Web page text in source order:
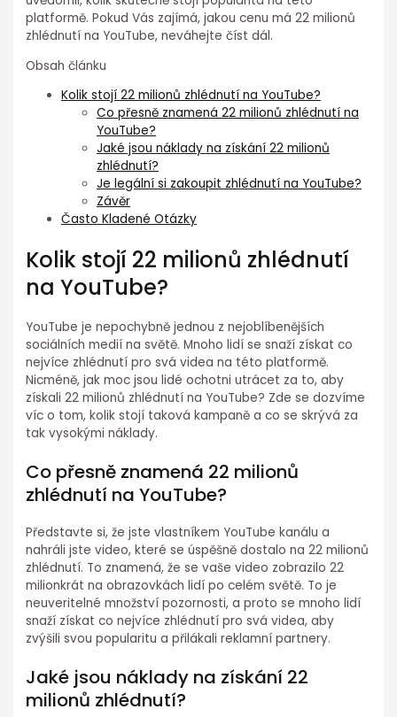
platformě. Pokud Vás zajímá, jakou cenu má 22 milionů
zhlédnutí na YouTube, neváhejte číst dál.
Obsah článku
Kolik stojí 22 milionů zhlédnutí na YouTube?
Co přesně znamená 22 milionů zhlédnutí na
YouTube?
Jaké jsou náklady na získání 22 milionů
zhlédnutí?
Je legální si zakoupit zhlédnutí na YouTube?
Závěr
Často Kladené Otázky
Kolik stojí 22 milionů zhlédnutí
na YouTube?
YouTube je nepochybně jednou z nejoblíbenějších
sociálních medií na světě. Mnoho lidí se snaží získat co
nejvíce zhlédnutí pro svá videa na této platformě.
Nicméně, jak moc jsou lidé ochotni utrácet za to, aby
získali 22 milionů zhlédnutí na YouTube? Zde se dozvíme
víc o tom, kolik stojí taková kampaně a co se skrývá za
tak vysokými náklady.
Co přesně znamená 22 milionů
zhlédnutí na YouTube?
Představte si, že jste vlastníkem YouTube kanálu a
nahráli jste video, které se úspěšně dostalo na 22 milionů
zhlédnutí. To znamená, že se vaše video zobrazilo 22
milionkrát na obrazovkách lidí po celém světě. To je
neuveritelné množství pozornosti, a proto se mnoho lidí
snaží získat co nejvíce zhlédnutí pro svá videa, aby
zvýšili svou popularitu a přilákali reklamní partnery.
Jaké jsou náklady na získání 22
milionů zhlédnutí?